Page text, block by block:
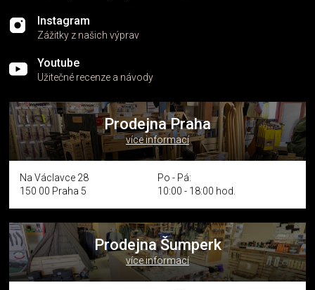
Instagram
Zážitky z našich výprav
Youtube
Užitečné recenze a návody
Prodejna Praha
více informací
Na Václavce 28
150 00 Praha 5
Po - Pá:
10:00 - 18:00 hod.
Prodejna Šumperk
více informací